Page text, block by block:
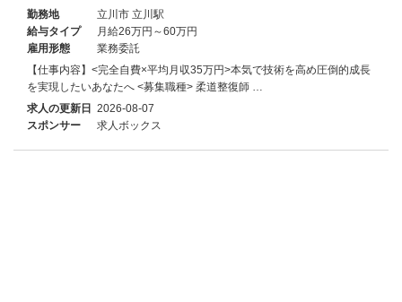
勤務地
立川市 立川駅
給与タイプ
月給26万円～60万円
雇用形態
業務委託
【仕事内容】<完全自費×平均月収35万円>本気で技術を高め圧倒的成長
を実現したいあなたへ <募集職種> 柔道整復師 …
求人の更新日 2026-08-07
スポンサー
求人ボックス